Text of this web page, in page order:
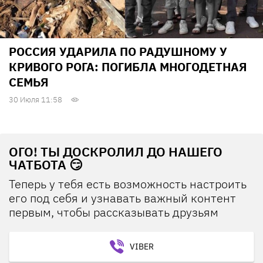
РОССИЯ УДАРИЛА ПО РАДУШНОМУ У
КРИВОГО РОГА: ПОГИБЛА МНОГОДЕТНАЯ
СЕМЬЯ
30 Июля 11:58
ОГО! ТЫ ДОСКРОЛИЛ ДО НАШЕГО
ЧАТБОТА 😏
Теперь у тебя есть возможность настроить
его под себя и узнавать важный контент
первым, чтобы рассказывать друзьям
VIBER